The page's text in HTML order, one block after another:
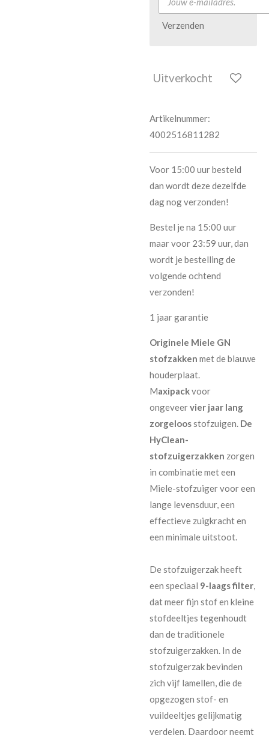
Verzenden
Uitverkocht
Artikelnummer:
4002516811282
Voor 15:00 uur besteld
dan wordt deze dezelfde
dag nog verzonden!
Bestel je na 15:00 uur
maar voor 23:59 uur, dan
wordt je bestelling de
volgende ochtend
verzonden!
1 jaar garantie
Originele Miele GN
stofzakken met de blauwe
houderplaat.
Maxipackvoor
ongeveervier jaar lang
zorgeloosstofzuigen. De
HyClean-
stofzuigerzakken zorgen
in combinatie met een
Miele-stofzuiger voor een
lange levensduur, een
effectieve zuigkracht en
een minimale uitstoot.
De stofzuigerzak heeft
een speciaal 9-laags filter,
dat meer fijn stof en kleine
stofdeeltjes tegenhoudt
dan de traditionele
stofzuigerzakken. In de
stofzuigerzak bevinden
zich vijf lamellen, die de
opgezogen stof- en
vuildeeltjes gelijkmatig
verdelen. Daardoor neemt